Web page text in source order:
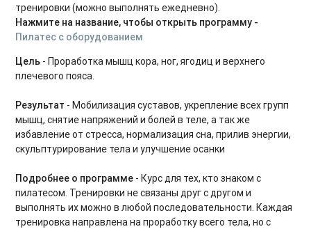
Табата на каждый день
HIIT на каждый день
Растяжка на каждый день
Силовые интервальные тренировки
Силовые тренировки. Средний уровень
Силовые тренировки. Продвинутый уровень
тренировки (можно выполнять ежедневно).
Нажмите на название, чтобы открыть программу -
Пилатес с оборудованием
Цель - Проработка мышц кора, ног, ягодиц и верхнего
плечевого пояса.
Результат - Мобилизация суставов, укрепление всех групп
мышц, снятие напряжений и болей в теле, а так же
избавление от стресса, нормализация сна, прилив энергии,
скульптурирование тела и улучшение осанки
Подробнее о программе - Курс для тех, кто знаком с
пилатесом. Тренировки не связаны друг с другом и
выполнять их можно в любой последовательности. Каждая
тренировка направлена на проработку всего тела, но с